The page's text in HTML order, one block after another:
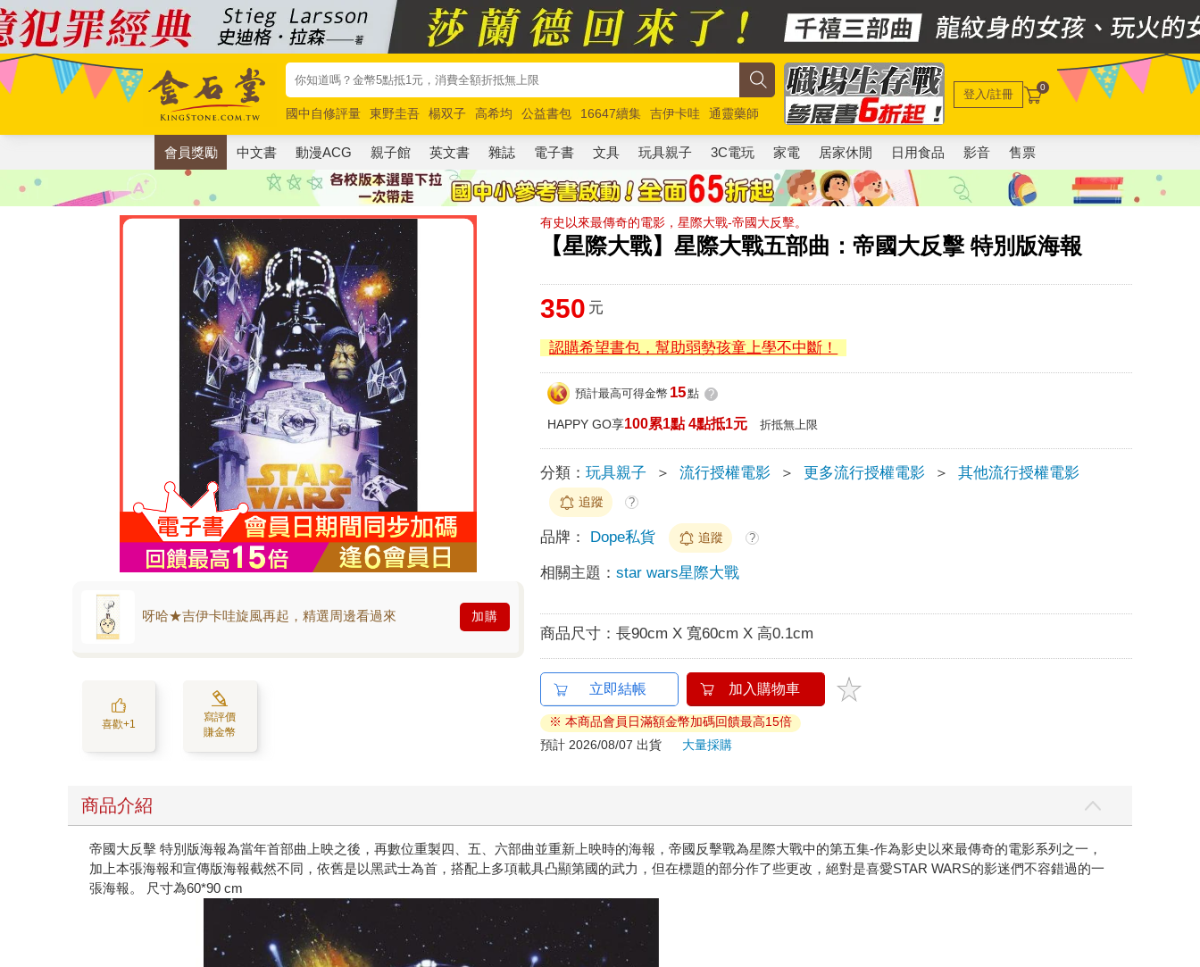
國中自修評量 東野圭吾 楊双子 高希均 公益書包 16647續集 吉伊卡哇
通靈藥師
唯紅花綻放
奧德賽 路邊攤新作 馬斯克 玩具總動員5 超慢跑
登入/註冊 0
會員獎勵 中文書 動漫ACG 親子館 英文書 雜誌 電子書 文具 玩具親子 3C電玩 家電 居家休閒 日用食品 影音 售票
有史以來最傳奇的電影，星際大戰-帝國大反擊。
【星際大戰】星際大戰五部曲：帝國大反擊 特別版海報
呀哈★吉伊卡哇旋風再起，精選周邊看過來 加購
喜歡+1
寫評價
賺金幣
350 元
認購希望書包，幫助弱勢孩童上學不中斷！
預計最高可得金幣 15點 ?
HAPPY GO享100累1點 4點抵1元 折抵無上限
分類：玩具親子 ＞ 流行授權電影 ＞ 更多流行授權電影 ＞ 其他流行授權電影
追蹤 ?
品牌： Dope私貨 追蹤 ?
相關主題：star wars星際大戰
商品尺寸：長90cm X 寬60cm X 高0.1cm
立即結帳 加入購物車
※ 本商品會員日滿額金幣加碼回饋最高15倍
預計 2026/08/07 出貨
大量採購
商品介紹
帝國大反擊 特別版海報為當年首部曲上映之後，再數位重製四、五、六部曲並重新上映時的海報，帝國反擊戰為星際大戰中的第五集-作為影史以來最傳奇的電影系列之一，
加上本張海報和宣傳版海報截然不同，依舊是以黑武士為首，搭配上多項載具凸顯第國的武力，但在標題的部分作了些更改，絕對是喜愛STAR WARS的影迷們不容錯過的一
張海報。 尺寸為60*90 cm